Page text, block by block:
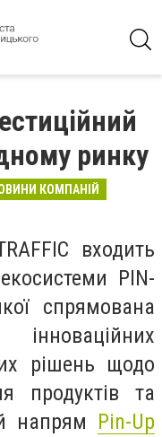
ринку
КОМПАНІЙ
входить
PIN-
спрямована
рішень щодо
продуктів та
напрям Pin-Up